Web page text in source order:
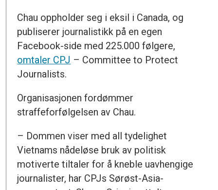
Chau oppholder seg i eksil i Canada, og
publiserer journalistikk på en egen
Facebook-side med 225.000 følgere,
omtaler CPJ – Committee to Protect
Journalists.
Organisasjonen fordømmer
straffeforfølgelsen av Chau.
– Dommen viser med all tydelighet
Vietnams nådeløse bruk av politisk
motiverte tiltaler for å kneble uavhengige
journalister, har CPJs Sørøst-Asia-